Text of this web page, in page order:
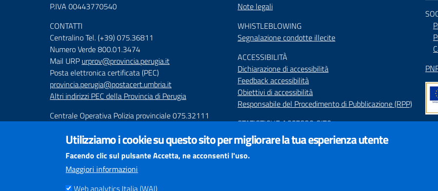
P.IVA 00443770540
CONTATTI
Centralino Tel. (+39) 075.36811
Numero Verde 800.01.3474
Mail URP urprov@provincia.perugia.it
Posta elettronica certificata (PEC)
provincia.perugia@postacert.umbria.it
Altri indirizzi PEC della Provincia di Perugia
Centrale Operativa Polizia provinciale 075.32111
Emergenza Stradale 335.6425246
Numeri Emergenza dei Comprensori
Infoviabilità
Note legali
WHISTLEBLOWING
Segnalazione condotte illecite
ACCESSIBILITÀ
Dichiarazione di accessibilità
Feedback accessibilità
Obiettivi di accessibilità
Responsabile del Procedimento di Pubblicazione (RPP)
STATISTICHE ACCESSO SITO
SEGNALAZIONI relative ai CONTENUTI DEL SITO
redazione@provincia.perugia.it
Utilizziamo i cookie su questo sito per migliorare la tua esperienza utente
Facendo clic sul pulsante Accetta, ne acconsenti l'uso.
Maggiori informazioni
Web analytics Italia (WAI)